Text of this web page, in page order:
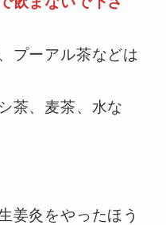
プーアル茶などは
茶、麦茶、水な
姜灸をやったほう